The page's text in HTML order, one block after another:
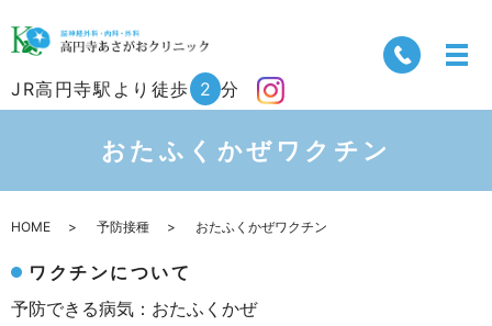
JR高円寺駅より徒歩 2 分
おたふくかぜワクチン
HOME 予防接種 おたふくかぜワクチン
ワクチンについて
予防できる病気：おたふくかぜ